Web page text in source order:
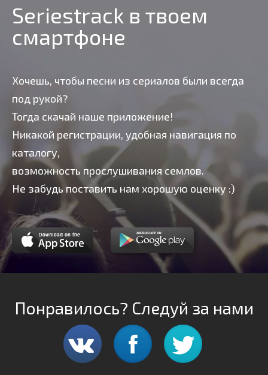
Seriestrack в твоем
смартфоне
Хочешь, чтобы песни из сериалов были всегда
под рукой?
Тогда скачай наше приложение!
Никакой регистрации, удобная навигация по
каталогу,
возможность прослушивания семлов.
Не забудь поставить нам хорошую оценку :)
Понравилось? Следуй за нами